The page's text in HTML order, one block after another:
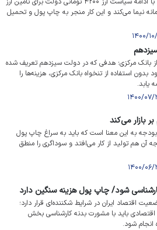
نیما می‌کند و این کار منجر به چاپ پول و تحمیل
بانک مرکزی؛ هدفی که در دولت سیزدهم تعریف شده
استفاده از تنخواه بانک مرکزی، هزینه‌ها را
یابد.
بازار می‌کند
به این معنا است که باید به سراغ چاپ پول
آن هم تولید از کار می‌افتد و سوداگری را منطق
شود/ چاپ پول هزینه سنگین دارد
اقتصاد ایران در شرایط شکننده‌ای قرار دارد؛
اقتصادی باید با مشورت بدنه کارشناسی بخش
شود.